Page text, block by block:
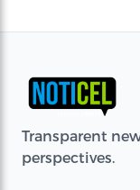
Transparent
perspectives.